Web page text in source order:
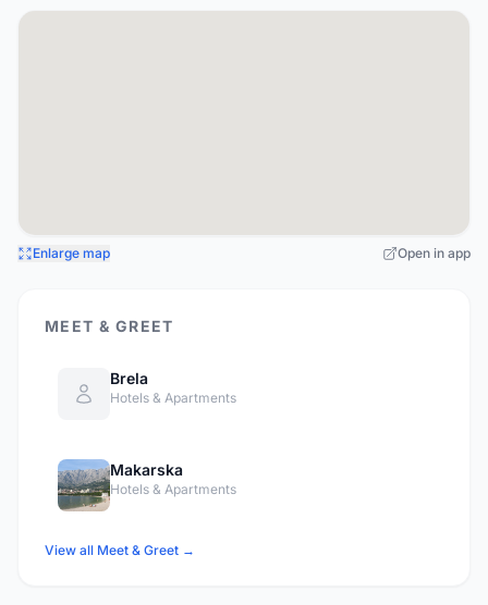
Enlarge map Open in app
MEET & GREET
Brela
Hotels & Apartments
Makarska
Hotels & Apartments
View all Meet & Greet →